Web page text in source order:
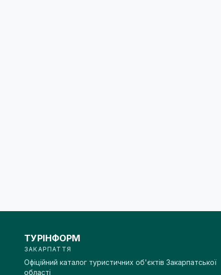
ТУРІНФОРМ
ЗАКАРПАТТЯ
Офіційний каталог туристичних об'єктів Закарпатської
області